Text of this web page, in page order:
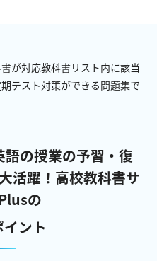
が対応教科書リスト内に該当
テスト対策ができる問題集で
の授業の予習・復
活躍！ 高校教科書サ
の
ント